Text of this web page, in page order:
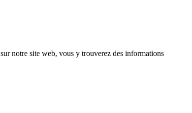
sur notre site web, vous y trouverez des informations